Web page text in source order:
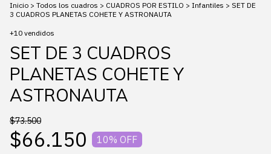
Inicio > Todos los cuadros > CUADROS POR ESTILO > Infantiles > SET DE
3 CUADROS PLANETAS COHETE Y ASTRONAUTA
+10 vendidos
SET DE 3 CUADROS
PLANETAS COHETE Y
ASTRONAUTA
$73.500
$66.150 10% OFF